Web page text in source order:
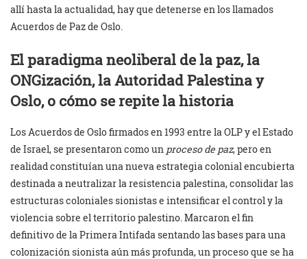
allí hasta la actualidad, hay que detenerse en los llamados
Acuerdos de Paz de Oslo.
El paradigma neoliberal de la paz, la
ONGización, la Autoridad Palestina y
Oslo, o cómo se repite la historia
Los Acuerdos de Oslo firmados en 1993 entre la OLP y el Estado
de Israel, se presentaron como un proceso de paz, pero en
realidad constituían una nueva estrategia colonial encubierta
destinada a neutralizar la resistencia palestina, consolidar las
estructuras coloniales sionistas e intensificar el control y la
violencia sobre el territorio palestino. Marcaron el fin
definitivo de la Primera Intifada sentando las bases para una
colonización sionista aún más profunda, un proceso que se ha